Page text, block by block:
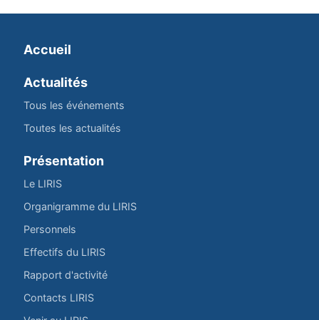
Accueil
Actualités
Tous les événements
Toutes les actualités
Présentation
Le LIRIS
Organigramme du LIRIS
Personnels
Effectifs du LIRIS
Rapport d'activité
Contacts LIRIS